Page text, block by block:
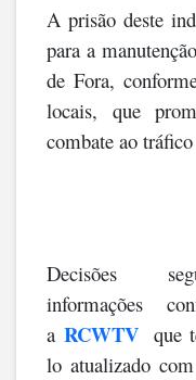
A prisão deste
para a
de Fora,
locais, que
combate ao
Decisões
informações
a RCWTVque
lo atualizado